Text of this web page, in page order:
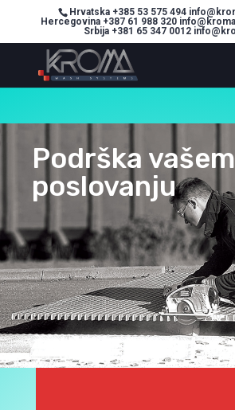
Hrvatska +385 53 575 494
Hercegovina +387 61 988 320
Srbija +381 65 347 0012
Podrška vašem
poslovanju